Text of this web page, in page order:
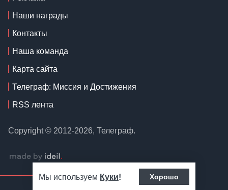
Мы используем Куки! Хорошо
Наши награды
Контакты
Наша команда
Карта сайта
Телеграф: Миссия и Достижения
RSS лента
Copyright © 2012-2026, Телеграф.